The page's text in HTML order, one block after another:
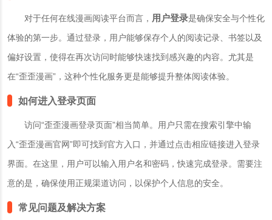
对于任何在线漫画阅读平台而言， 用户登录是确保安全与个性化
体验的第一步。通过登录，用户能够保存个人的阅读记录、书签以及
偏好设置，使得在再次访问时能够快速找到感兴趣的内容。尤其是
在“歪歪漫画”，这种个性化服务更是能够提升整体阅读体验。
如何进入登录页面
访问“歪歪漫画登录页面”相当简单。用户只需在搜索引擎中输
入“歪歪漫画官网”即可找到官方入口，并通过点击相应链接进入登录
界面。在这里，用户可以输入 用户名和密码 ，快速完成登录。需要注
意的是，确保使用正规渠道访问，以保护个人信息的安全。
常见问题及解决方案